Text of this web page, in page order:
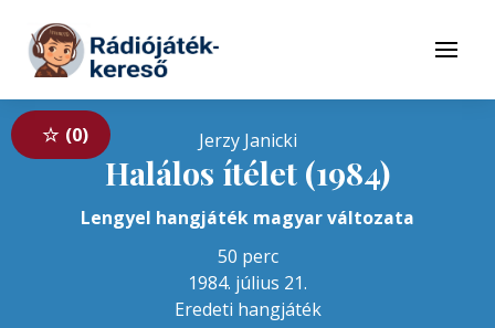
Tovább a tartalomhoz
Menü
0 Jerzy Janicki
Halálos ítélet (1984)
Lengyel hangjáték magyar változata
50 perc
1984. július 21.
Eredeti hangjáték